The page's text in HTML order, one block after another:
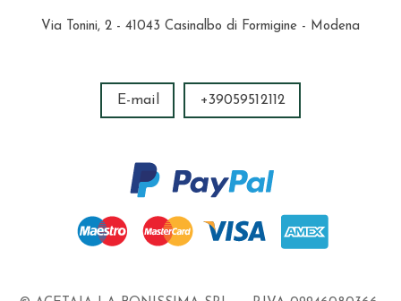
Via Tonini, 2 - 41043 Casinalbo di Formigine - Modena
E-mail +39059512112